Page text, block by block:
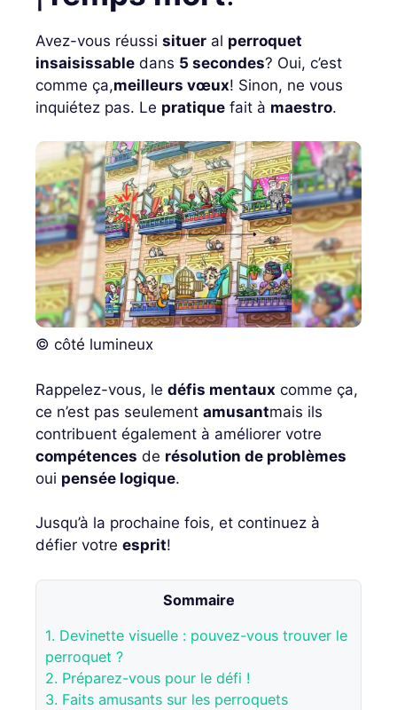
Avez-vous réussi situer al perroquet
insaisissable dans 5 secondes? Oui, c’est
comme ça,meilleurs vœux! Sinon, ne vous
inquiétez pas. Le pratique fait à maestro.
© côté lumineux
Rappelez-vous, le défis mentaux comme ça,
ce n’est pas seulement amusantmais ils
contribuent également à améliorer votre
compétences de résolution de problèmes
oui pensée logique.
Jusqu’à la prochaine fois, et continuez à
défier votre esprit!
Sommaire
1. Devinette visuelle : pouvez-vous trouver le
perroquet ?
2. Préparez-vous pour le défi !
3. Faits amusants sur les perroquets